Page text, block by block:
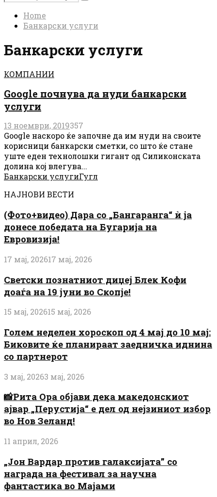
for:
Search
Home
Банкарски услуги
Банкарски услуги
КОМПАНИИ
Google почнува да нуди банкарски
услуги
13 ноември, 2019357
Google наскоро ќе започне да им нуди на своите
корисници банкарски сметки, сo што ќе стане
уште еден технолошки гигант од Силиконската
долина кој влегува...
Банкарски услугиГугл
НАЈНОВИ ВЕСТИ
(Фото+видео) Дара со „Бангаранга“ ѝ ја
донесе победата на Бугарија на
Евровизија!
17 мај, 202617 мај, 2026
Светски познатниот диџеј Блек Кофи
доаѓа на 19 јуни во Скопје!
15 мај, 202615 мај, 2026
Голем неделен хороскоп од 4 мај до 10 мај:
Биковите ќе планираат заедничка иднина
со партнерот
3 мај, 20263 мај, 2026
📸Рита Ора објави дека македонскиот
ајвар „Перустија“ е дел од нејзиниот избор
во Нов Зеланд!
11 април, 2026
„Јон Вардар против галаксијата” со
награда на фестивал за научна
фантастика во Мајами